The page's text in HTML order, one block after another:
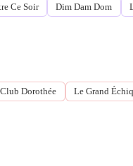
Ce Soir Dim Dam Dom
Club Dorothée Le Grand